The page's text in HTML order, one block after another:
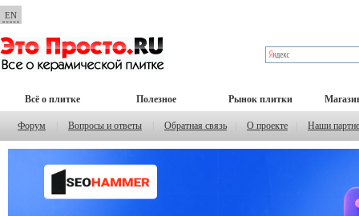
EN
Всё о плитке Полезное Рынок плитки
Форум Вопросы и ответы Обратная связь О проекте Наши